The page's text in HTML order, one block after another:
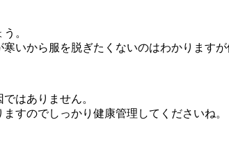
。
いから服を脱ぎたくないのはわかります
はありません。
すのでしっかり健康管理してくださいね。